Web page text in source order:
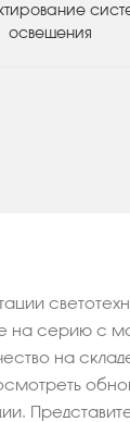
освещения
серию с
на